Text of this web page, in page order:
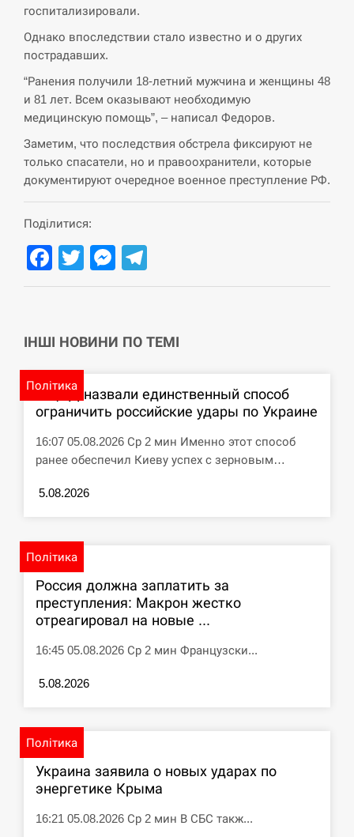
СЕРПЕНЬ
12:53
США обсуждают лицензии на Patriot для
Украины, несмотря на сомнения…
СЕРПЕНЬ
Латвія готова направити до 20 військових для
розблокування Ормузької протоки
СЕРПЕНЬ
12:23
Силы обороны поразили российскую
переправу, склады и другие важные объекты…
12:10
У США зафіксували рекордний спалах
СЕРПЕНЬ
11:53
почта”: что известно об…
СЕРПЕНЬ
СЕРПЕНЬ
11:23
Россияне ударили “Бардеролями” по Харькову,
есть пострадавшие
ЩЕ...
госпитализировали.
Однако впоследствии стало известно и о других
пострадавших.
“Ранения получили 18-летний мужчина и женщины 48
и 81 лет. Всем оказывают необходимую
медицинскую помощь”, – написал Федоров.
Заметим, что последствия обстрела фиксируют не
только спасатели, но и правоохранители, которые
документируют очередное военное преступление РФ.
Поділитися:
Facebook
TwitterMessenger
ІНШІ НОВИНИ ПО ТЕМІ
Політика
В ЦПД назвали единственный способ
ограничить российские удары по Украине
16:07 05.08.2026 Ср 2 мин Именно этот способ
ранее обеспечил Киеву успех с зерновым…
5.08.2026
Політика
Россия должна заплатить за
преступления: Макрон жестко
отреагировал на новые ...
16:45 05.08.2026 Ср 2 мин Французски...
5.08.2026
Політика
Украина заявила о новых ударах по
энергетике Крыма
16:21 05.08.2026 Ср 2 мин В СБС такж...